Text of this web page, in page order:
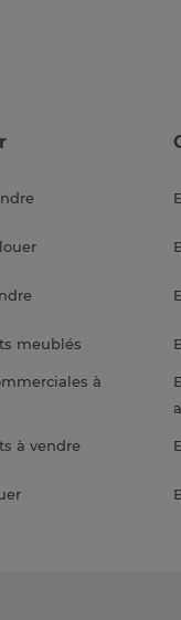
meublés
à
à vendre